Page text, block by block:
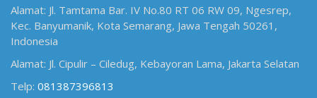
Alamat: Jl. Tamtama Bar. IV No.80 RT 06 RW 09, Ngesrep,
Kec. Banyumanik, Kota Semarang, Jawa Tengah 50261,
Indonesia
Alamat: Jl. Cipulir – Ciledug, Kebayoran Lama, Jakarta Selatan
Telp: 081387396813